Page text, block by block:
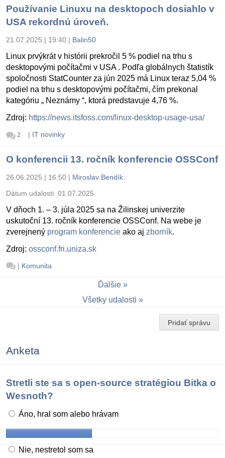
Používanie Linuxu na desktopoch dosiahlo v
USA rekordnú úroveň.
21.07.2025 | 19:40 | Balin50
Linux prvýkrát v histórii prekročil 5 % podiel na trhu s
desktopovými počítačmi v USA . Podľa globálnych štatistík
spoločnosti StatCounter za jún 2025 má Linux teraz 5,04 %
podiel na trhu s desktopovými počítačmi, čím prekonal
kategóriu „ Neznámy “, ktorá predstavuje 4,76 %.
Zdroj: https://news.itsfoss.com/linux-desktop-usage-usa/
2 | IT novinky
O konferencii 13. ročník konferencie OSSConf
26.06.2025 | 16:50 | Miroslav Bendík
Dátum udalosti: 01.07.2025
V dňoch 1. – 3. júla 2025 sa na Žilinskej univerzite
uskutoční 13. ročník konferencie OSSConf. Na webe je
zverejnený program konferencie ako aj zborník.
Zdroj: ossconf.fri.uniza.sk
| Komunita
Ďalšie
Všetky udalosti
Pridať správu
Anketa
Stretli ste sa s open-source stratégiou Bitka o
Wesnoth?
Áno, hral som alebo hrávam
Nie, nestretol som sa